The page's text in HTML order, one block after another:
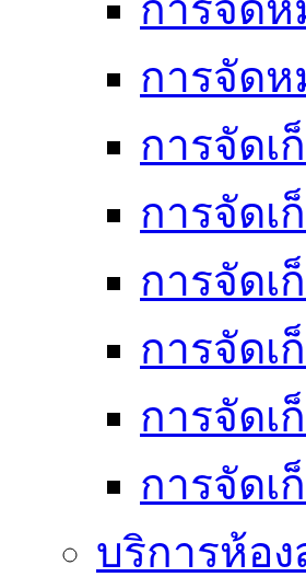
การจัด
การจัดเ
การจัดเ
การจัด
การจัดเ
การจัดเ
การจัด
บริการห้อ